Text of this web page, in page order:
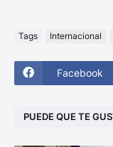
Tags Internacional
Facebook
PUEDE QUE TE